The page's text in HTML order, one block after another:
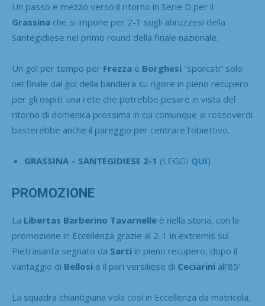
Un passo e mezzo verso il ritorno in Serie D per il
Grassina che si impone per 2-1 sugli abruzzesi della
Santegidiese nel primo round della finale nazionale.
Un gol per tempo per Frezza e Borghesi “sporcati” solo
nel finale dal gol della bandiera su rigore in pieno recupero
per gli ospiti: una rete che potrebbe pesare in vista del
ritorno di domenica prossima in cui comunque ai rossoverdi
basterebbe anche il pareggio per centrare l’obiettivo.
GRASSINA – SANTEGIDIESE 2-1 (LEGGI QUI)
PROMOZIONE
La Libertas Barberino Tavarnelle è nella storia, con la
promozione in Eccellenza grazie al 2-1 in extremis sul
Pietrasanta segnato da Sarti in pieno recupero, dopo il
vantaggio di Bellosi e il pari versiliese di Ceciarini all’85’.
La squadra chiantigiana vola così in Eccellenza da matricola,